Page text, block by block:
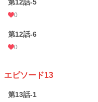
第12話-5
0
第12話-6
0
エピソード13
第13話-1